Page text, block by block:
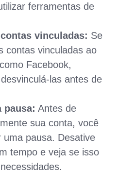
ferramentas de
vinculadas: Se
contas vinculadas ao
Facebook,
las antes de
pausa: Antes de
sua conta, você
uma pausa. Desative
tempo e veja se isso